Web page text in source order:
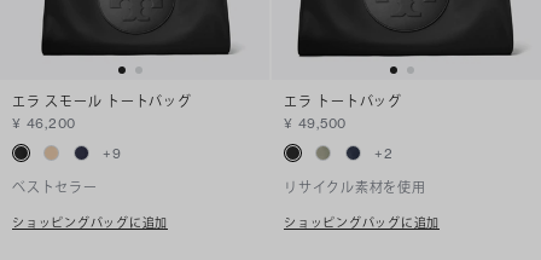
エラ スモール トートバッグ
¥ 46,200
+9
ベストセラー
ショッピングバッグに追加
エラ トートバッグ
¥ 49,500
+2
リサイクル素材を使用
ショッピングバッグに追加